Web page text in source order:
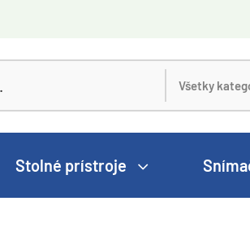
Stolné prístroje